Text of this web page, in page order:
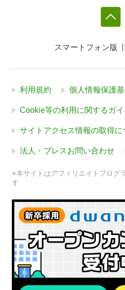
スマートフォン版
利用規約 個人情報保護
Cookie等の利用に関するガ
サイトアクセス情報の取得に
法人・プレスお問い合わせ
※本サイトはアフィリエイトプログ
す